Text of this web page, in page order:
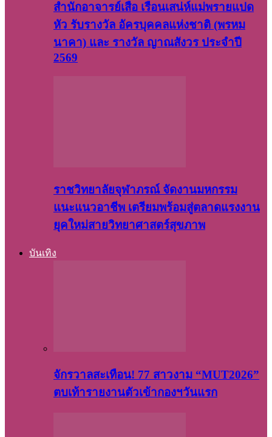
สำนักอาจารย์เสือ เรือนเสน่ห์แม่พรายแปด
หัว รับรางวัล อัครบุคคลแห่งชาติ (พรหม
นาคา) และ รางวัล ญาณสังวร ประจำปี
2569
ราชวิทยาลัยจุฬาภรณ์ จัดงานมหกรรม
แนะแนวอาชีพ เตรียมพร้อมสู่ตลาดแรงงาน
ยุคใหม่สายวิทยาศาสตร์สุขภาพ
บันเทิง
จักรวาลสะเทือน! 77 สาวงาม “MUT2026”
ตบเท้ารายงานตัวเข้ากองฯวันแรก